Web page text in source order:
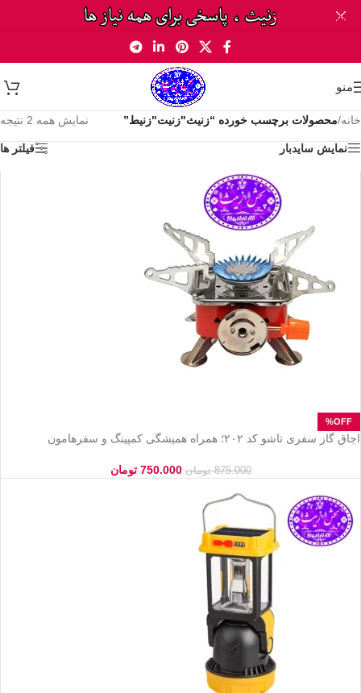
Skip to navigation
منو
خانه/محصولات برچسب خورده “زنیث"زنیت"زنیط” نمایش همه 2 نتیجه
نمایش سایدبار فیلتر ها
اجاق گاز سفری تاشو کد ۲۰۲؛ همراه همیشگی کمپینگ و سفرهامون
875.000 تومان 750.000 تومان